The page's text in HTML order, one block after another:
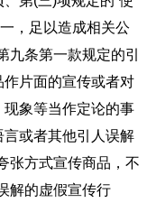
，足以造成相关公
条第一款规定的引
片面的宣传或者对
象等当作定论的事
或者其他引人误解
方式宣传商品，不
解的虚假宣传行